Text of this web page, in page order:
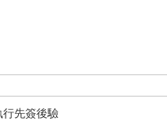
行先簽後驗